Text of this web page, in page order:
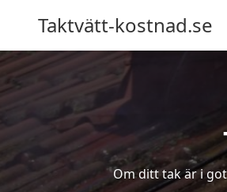
Taktvätt-kostnad.se
Om ditt tak är i